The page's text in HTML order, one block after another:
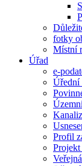
fotky
Místní
Úřad
e-
Úřední
Profil